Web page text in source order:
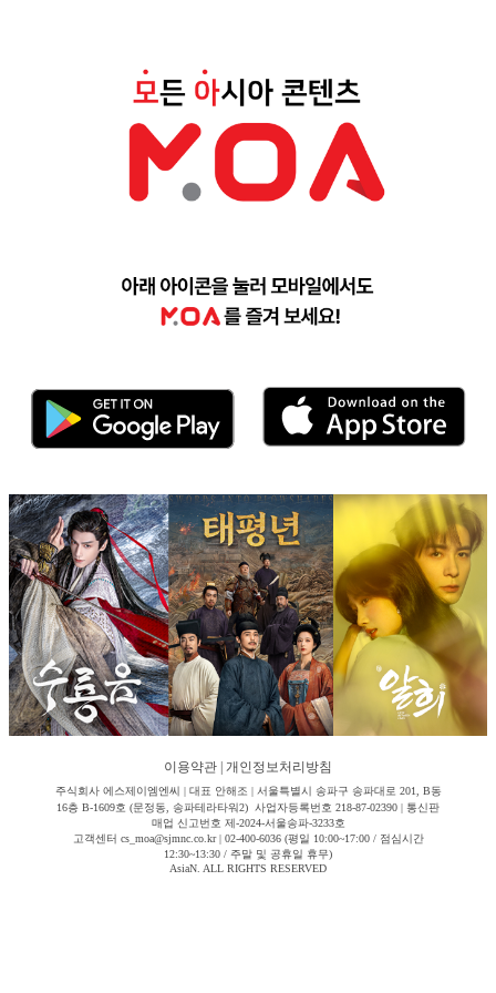
이용약관 개인정보처리방침
주식회사 에스제이엠엔씨 | 대표 안해조 | 서울특별시 송파구 송파대로 201, B동
16층 B-1609호 (문정동, 송파테라타워2) 사업자등록번호 218-87-02390 | 통신판
매업 신고번호 제-2024-서울송파-3233호
고객센터 cs_moa@sjmnc.co.kr | 02-400-6036 (평일 10:00~17:00 / 점심시간
12:30~13:30 / 주말 및 공휴일 휴무)
AsiaN. ALL RIGHTS RESERVED